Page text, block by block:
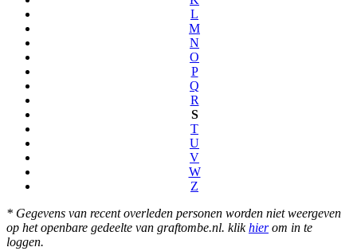
L
M
N
O
P
Q
R
S
T
U
V
W
Z
* Gegevens van recent overleden personen worden niet weergeven
op het openbare gedeelte van graftombe.nl. klikhierom in te
loggen.